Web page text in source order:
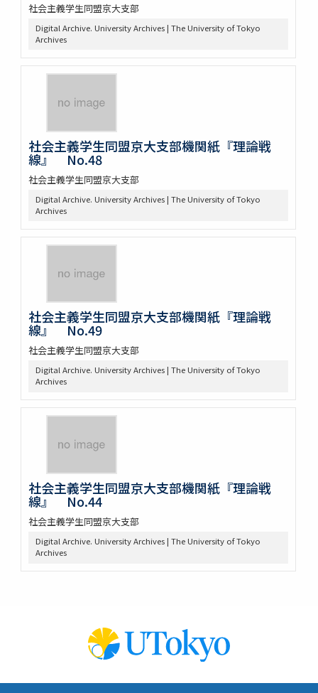
社会主義学生同盟京大支部
Digital Archive. University Archives | The University of Tokyo
Archives
社会主義学生同盟京大支部機関紙『理論戦
線』 No.48
社会主義学生同盟京大支部
Digital Archive. University Archives | The University of Tokyo
Archives
社会主義学生同盟京大支部機関紙『理論戦
線』 No.49
社会主義学生同盟京大支部
Digital Archive. University Archives | The University of Tokyo
Archives
社会主義学生同盟京大支部機関紙『理論戦
線』 No.44
社会主義学生同盟京大支部
Digital Archive. University Archives | The University of Tokyo
Archives